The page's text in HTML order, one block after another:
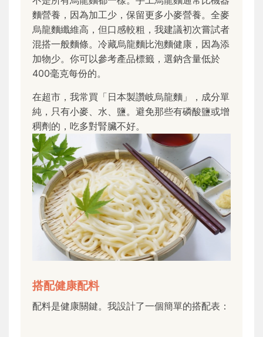
麵營養，因為加工少，保留更多小麥營養。全麥
烏龍麵纖維高，但口感較粗，我建議初次嘗試者
混搭一般麵條。冷藏烏龍麵比泡麵健康，因為添
加物少。你可以參考產品標籤，選鈉含量低於
400毫克每份的。
在超市，我常買「日本製讚岐烏龍麵」，成分單
純，只有小麥、水、鹽。避免那些有磷酸鹽或增
稠劑的，吃多對腎臟不好。
搭配健康配料
配料是健康關鍵。我設計了一個簡單的搭配表：